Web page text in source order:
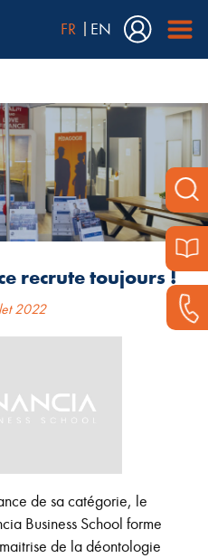
FR EN
recrute toujours !
2022
de sa catégorie, le
Business School forme
de la déontologie